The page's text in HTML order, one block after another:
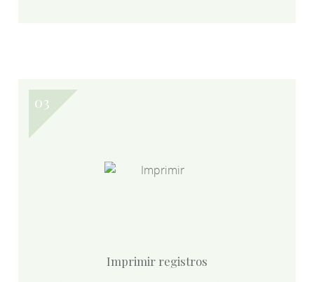
Imprimir registros